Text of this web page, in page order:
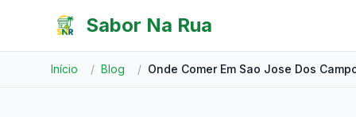
Sabor Na Rua
Início / Blog / Onde Comer Em Sao Jose Dos